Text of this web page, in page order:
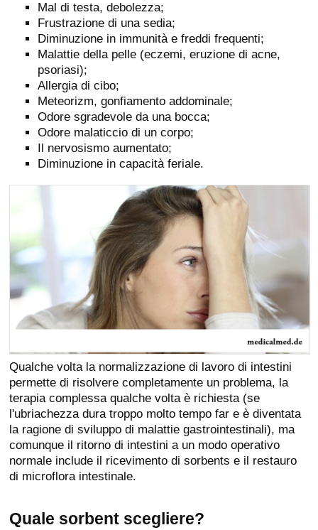
Mal di testa, debolezza;
Frustrazione di una sedia;
Diminuzione in immunità e freddi frequenti;
Malattie della pelle (eczemi, eruzione di acne,
psoriasi);
Allergia di cibo;
Meteorizm, gonfiamento addominale;
Odore sgradevole da una bocca;
Odore malaticcio di un corpo;
Il nervosismo aumentato;
Diminuzione in capacità feriale.
Qualche volta la normalizzazione di lavoro di intestini
permette di risolvere completamente un problema, la
terapia complessa qualche volta è richiesta (se
l'ubriachezza dura troppo molto tempo far e è diventata
la ragione di sviluppo di malattie gastrointestinali), ma
comunque il ritorno di intestini a un modo operativo
normale include il ricevimento di sorbents e il restauro
di microflora intestinale.
Quale sorbent scegliere?